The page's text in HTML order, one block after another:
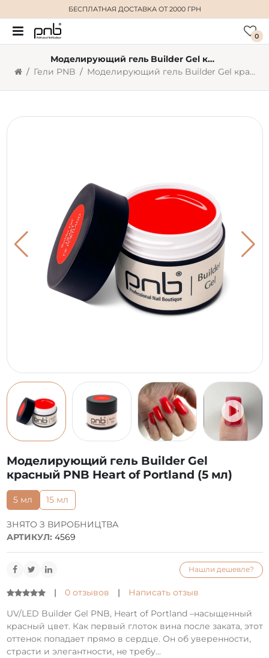
БЕСПЛАТНАЯ ДОСТАВКАОТ 2000 ГРН
0
Моделирующий гель Builder Gel красный PNB Heart of Portland (5 мл)
Гели PNB
Моделирующий гель Builder Gel красный PNB Heart of Portland (5 мл)
Моделирующий гель Builder Gel
красный PNB Heart of Portland (5 мл)
| 0 отзывов |
Написать отзыв
UV/LED Builder Gel PNB, Heart of Portland –насыщенный
красный цвет. Как первый глоток вина после заката, этот
оттенок попадает прямо в сердце. Он об уверенности,
страсти и элегантности, не требу...
5 мл 15 мл
ЗНЯТО З ВИРОБНИЦТВА
АРТИКУЛ: 4569
Нашли дешевле?